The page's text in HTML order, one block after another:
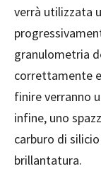
verrà utilizzata
granulometria
correttamente
finire verranno
infine, uno
carburo di
brillantatura.